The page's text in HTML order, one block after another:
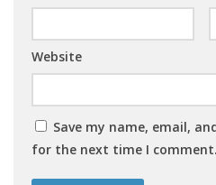
Website
Save my name, email,
for the next time I comment.